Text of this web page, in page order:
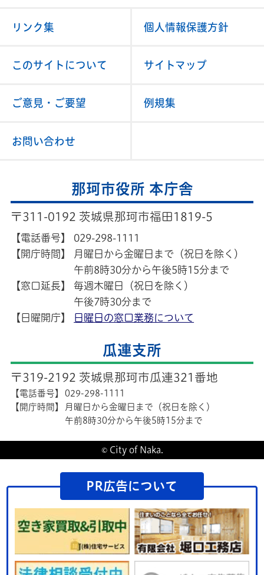
リンク集 個人情報保護方針
このサイトについて サイトマップ
ご意見・ご要望 例規集
お問い合わせ
那珂市役所 本庁舎
〒311-0192 茨城県那珂市福田1819-5
【電話番号】
029-298-1111
【開庁時間】
月曜日から金曜日まで（祝日を除く）
午前8時30分から午後5時15分まで
【窓口延長】
毎週木曜日（祝日を除く）
午後7時30分まで
【日曜開庁】
日曜日の窓口業務について
瓜連支所
〒319-2192 茨城県那珂市瓜連321番地
【電話番号】
029-298-1111
【開庁時間】
月曜日から金曜日まで（祝日を除く）
午前8時30分から午後5時15分まで
© City of Naka.
PR広告について